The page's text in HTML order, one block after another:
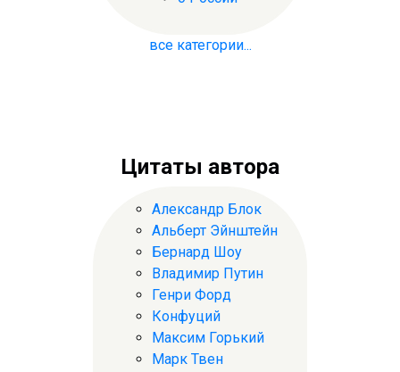
все категории...
Цитаты автора
Александр Блок
Альберт Эйнштейн
Бернард Шоу
Владимир Путин
Генри Форд
Конфуций
Максим Горький
Марк Твен